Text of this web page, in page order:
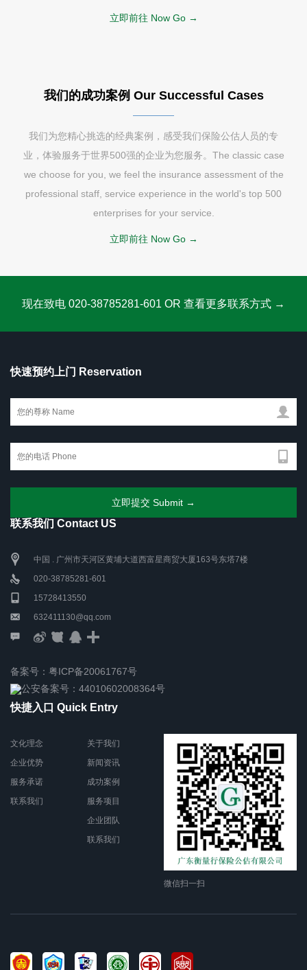
立即前往 Now Go →
我们的成功案例 Our Successful Cases
我们为您精心挑选的经典案例，感受我们保险公估人员的专
业，体验服务于世界500强的企业为您服务。The classic case
we choose for you, we feel the insurance assessment of the
professional staff, service experience in the world's top 500
enterprises for your service.
立即前往 Now Go →
现在致电 020-38785281-601 OR 查看更多联系方式 →
快速预约上门 Reservation
联系我们 Contact US
中国 . 广州市天河区黄埔大道西富星商贸大厦163号东塔7楼
020-38785281-601
15728413550
632411130@qq.com
备案号：粤ICP备20061767号
公安备案号：44010602008364号
快捷入口 Quick Entry
文化理念
企业优势
服务承诺
联系我们
关于我们
新闻资讯
成功案例
服务项目
企业团队
联系我们
微信扫一扫